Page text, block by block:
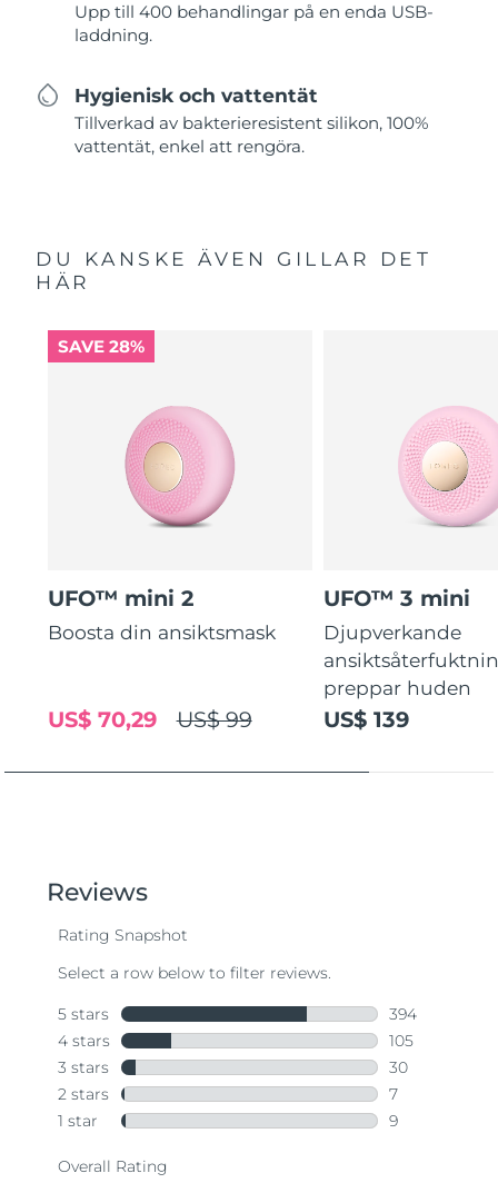
Upp till 400 behandlingar på en enda USB-
laddning.
Hygienisk och vattentät
Tillverkad av bakterieresistent silikon, 100%
vattentät, enkel att rengöra.
DU KANSKE ÄVEN GILLAR DET
HÄR
SAVE 28%
UFO™ mini 2
Boosta din ansiktsmask
US$ 99
US$ 70,29
UFO™ 3 mini
Djupverkande
preppar huden
US$ 139